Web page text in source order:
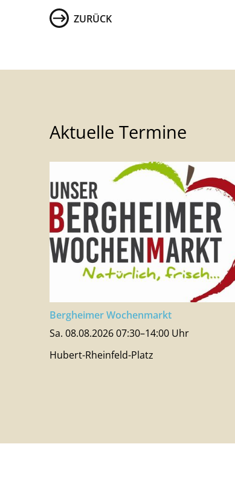
ZURÜCK
Aktuelle Termine
Bergheimer Wochenmarkt
Sa. 08.08.2026 07:30–14:00 Uhr
Hubert-Rheinfeld-Platz